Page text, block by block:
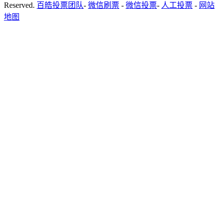
Reserved. 百皓投票团队- 微信刷票 - 微信投票- 人工投票 - 网站
地图